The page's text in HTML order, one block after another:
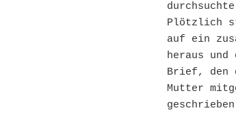
Plötzlich
auf ein
heraus
Brief, den
Mutter